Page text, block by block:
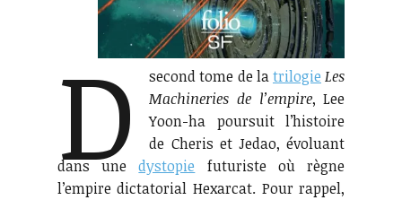
D second tome de latrilogie Les
Machineries de l’empire, Lee
Yoon-ha poursuit l’histoire
de Cheris et Jedao, évoluant
dans unedystopie futuriste où règne
l’empire dictatorial Hexarcat. Pour rappel,